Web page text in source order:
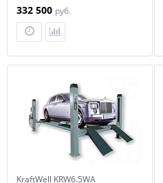
332 500 руб.
KraftWell KRW6.5WA